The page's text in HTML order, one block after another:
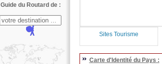
Guide du Routard de :
Sites Tourisme
Carte d'Identité du Pays :